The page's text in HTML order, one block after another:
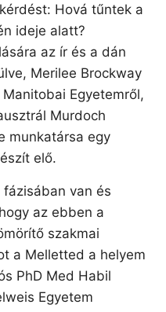
Hová tűntek a
ideje alatt?
az ír és a dán
Merilee Brockway
Egyetemről,
Murdoch
munkatársa egy
elő.
van és
az ebben a
szakmai
a Melletted a helyem
PhD Med Habil
Egyetem